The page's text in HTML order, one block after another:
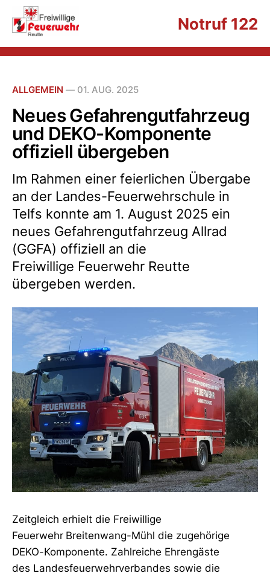
Notruf 122
ALLGEMEIN — 01. AUG. 2025
Neues Gefahrengutfahrzeug
und DEKO-Komponente
offiziell übergeben
Im Rahmen einer feierlichen Übergabe
an der Landes-Feuerwehrschule in
Telfs konnte am 1. August 2025 ein
neues Gefahrengutfahrzeug Allrad
(GGFA) offiziell an die
Freiwillige Feuerwehr Reutte
übergeben werden.
Zeitgleich erhielt die Freiwillige
Feuerwehr Breitenwang-Mühl die zugehörige
DEKO-Komponente. Zahlreiche Ehrengäste
des Landesfeuerwehrverbandes sowie die